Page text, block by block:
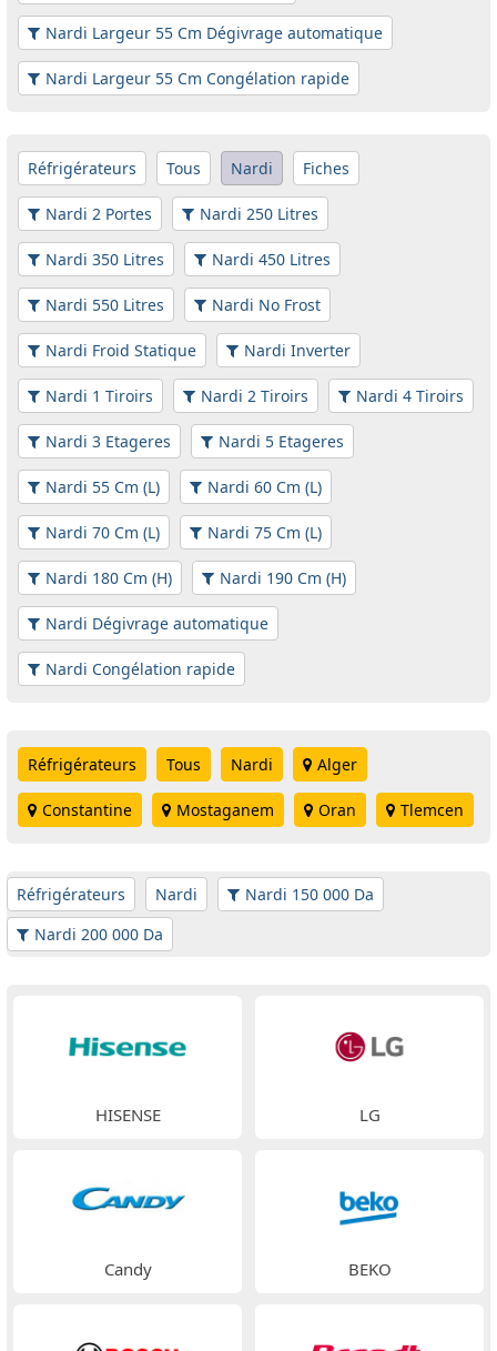
Nardi Largeur 55 Cm Dégivrage automatique
Nardi Largeur 55 Cm Congélation rapide
Réfrigérateurs Tous Nardi Fiches
Nardi 2 Portes Nardi 250 Litres
Nardi 350 Litres Nardi 450 Litres
Nardi 550 Litres Nardi No Frost
Nardi Froid Statique Nardi Inverter
Nardi 1 Tiroirs Nardi 2 Tiroirs Nardi 4 Tiroirs
Nardi 3 Etageres Nardi 5 Etageres
Nardi 55 Cm (L) Nardi 60 Cm (L)
Nardi 70 Cm (L) Nardi 75 Cm (L)
Nardi 180 Cm (H) Nardi 190 Cm (H)
Nardi Dégivrage automatique
Nardi Congélation rapide
Réfrigérateurs Tous Nardi Alger
Constantine Mostaganem Oran Tlemcen
Réfrigérateurs Nardi
Nardi 150 000 Da
Nardi 200 000 Da
HISENSE LG
Candy BEKO